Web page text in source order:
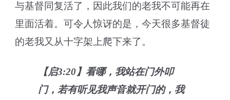
与基督同复活了，因此我们的老我不可能再在
里面活着。可令人惊讶的是，今天很多基督徒
的老我又从十字架上爬下来了。
【启3:20】看哪，我站在门外叩
门，若有听见我声音就开门的，我